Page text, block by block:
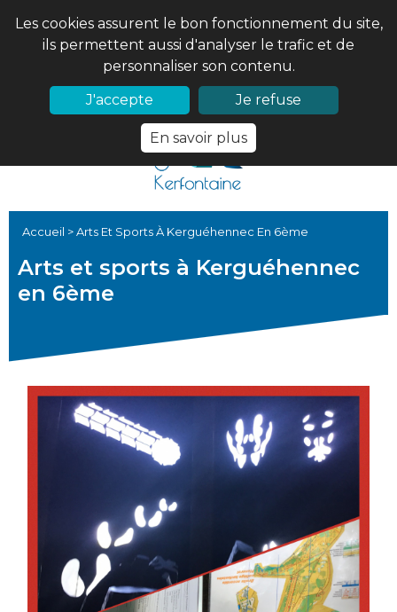
Les cookies assurent le bon fonctionnement du site,
ils permettent aussi d'analyser le trafic et de
personnaliser son contenu.
J'accepte
Je refuse
En savoir plus
02 97 56 61 18
Accueil >Arts Et Sports À Kerguéhennec En 6ème
Arts et sports à Kerguéhennec
en 6ème